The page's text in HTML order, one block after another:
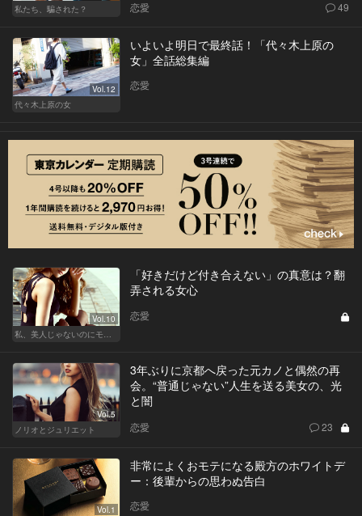
私たち、騙された？ 恋愛 49
Vol.12
代々木上原の女
いよいよ明日で最終話！「代々木上原の
女」全話総集編
恋愛
Vol.10
私、美人じゃないのにモテるんです。
「好きだけど付き合えない」の真意は？翻
弄される女心
恋愛
Vol.5
ノリオとジュリエット
3年ぶりに京都へ戻った元カノと偶然の再
会。“普通じゃない”人生を送る美女の、光
と闇
恋愛 23
Vol.1
非常によくおモテになる殿方のホワイトデ
ー：後輩からの思わぬ告白
恋愛